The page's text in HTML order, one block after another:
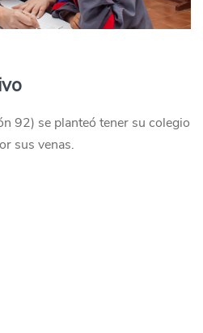
92) se planteó tener su colegio
sus venas.